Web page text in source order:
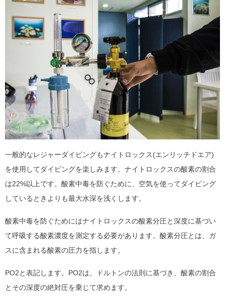
一般的なレジャーダイビングもナイトロックス(エンリッチドエア)
を使用してダイビングを楽しみます。ナイトロックスの酸素の割合
は22%以上です。酸素中毒を防ぐために、空気を使ってダイビング
しているときよりも最大水深を浅くします。
酸素中毒を防ぐためにはナイトロックスの酸素分圧と深度に基づい
て呼吸する酸素濃度を測定する必要があります。酸素分圧とは、ガ
スに含まれる酸素の圧力を指します。
PO2と表記します。PO2は、ドルトンの法則に基づき、酸素の割合
とその深度の絶対圧を乗じて求めます。